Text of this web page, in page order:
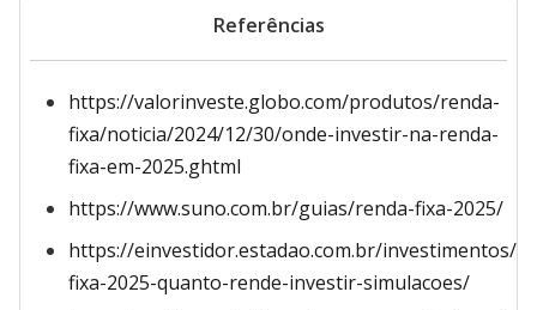
Referências
https://valorinveste.globo.com/produtos/renda-
fixa/noticia/2024/12/30/onde-investir-na-renda-
fixa-em-2025.ghtml
https://www.suno.com.br/guias/renda-fixa-2025/
https://einvestidor.estadao.com.br/investimentos/
fixa-2025-quanto-rende-investir-simulacoes/